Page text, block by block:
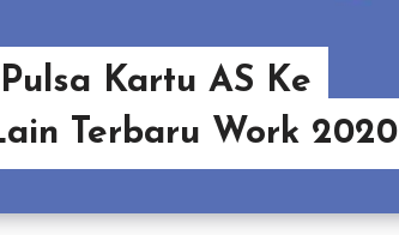
Kartu AS Ke
Terbaru Work 2020